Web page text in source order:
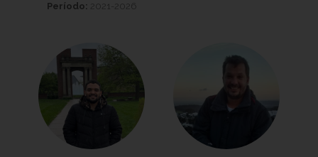
Período: 2021-2026